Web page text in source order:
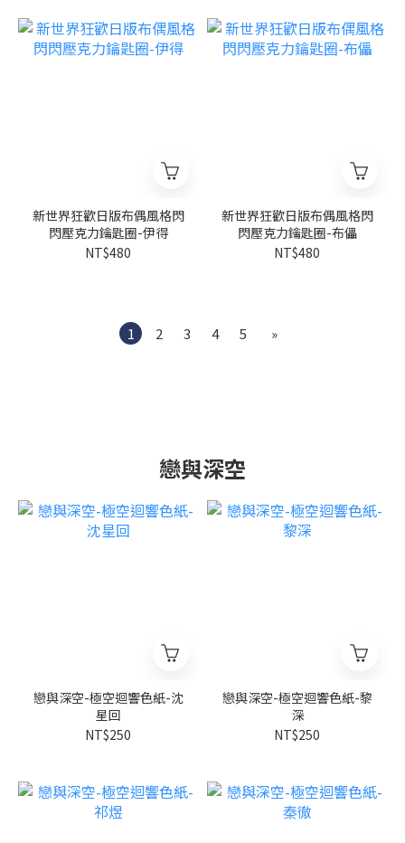
新世界狂歡日版布偶風格閃
閃壓克力鑰匙圈-伊得
NT$480
新世界狂歡日版布偶風格閃
閃壓克力鑰匙圈-布儡
NT$480
1 2 3 4 5 »
戀與深空
戀與深空-極空迴響色紙-沈
星回
NT$250
戀與深空-極空迴響色紙-黎
深
NT$250